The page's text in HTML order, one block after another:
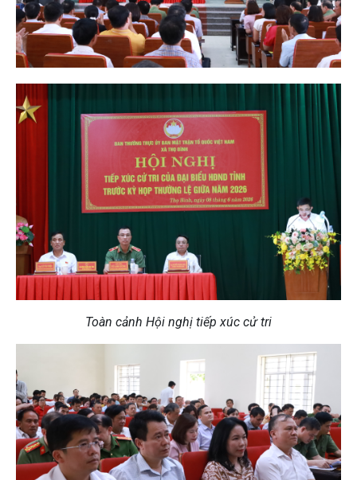
Toàn cảnh Hội nghị tiếp xúc cử tri